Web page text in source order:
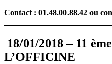
Contact : 01.48.00.88.42 ou
18/01/2018 – 11
L’OFFICINE